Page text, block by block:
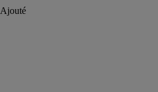
Ajouté